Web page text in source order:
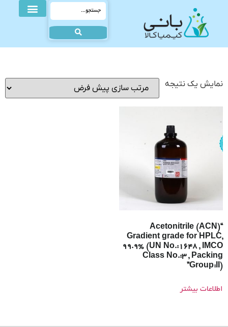
نمایش یک نتیجه
“Acetonitrile (ACN)
Gradient grade for HPLC,
99.9% (UN No.:1648 , IMCO
Class No.:3 , Packing
Group:II)”
اطلاعات بیشتر